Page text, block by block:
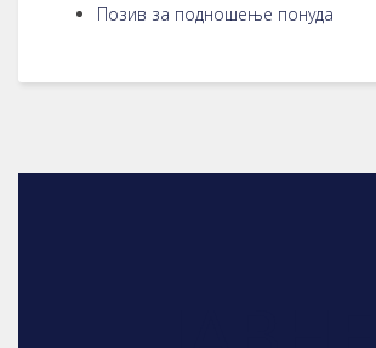
Позив за подношење понуда